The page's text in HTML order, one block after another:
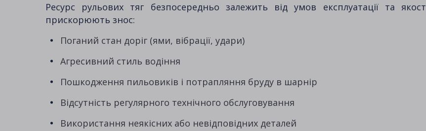
Ресурс рульових тяг безпосередньо залежить від умов експлуатації та
прискорюють знос:
Поганий стан доріг (ями, вібрації, удари)
Агресивний стиль водіння
Пошкодження пильовиків і потрапляння бруду в шарнір
Відсутність регулярного технічного обслуговування
Використання неякісних або невідповідних деталей